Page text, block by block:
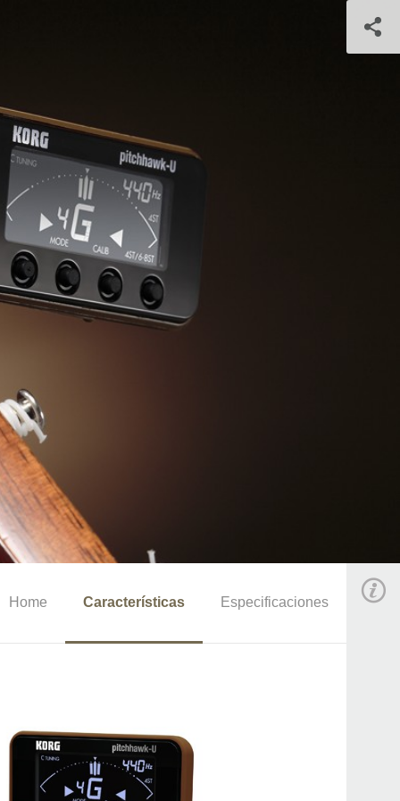
Home Características Especificaciones